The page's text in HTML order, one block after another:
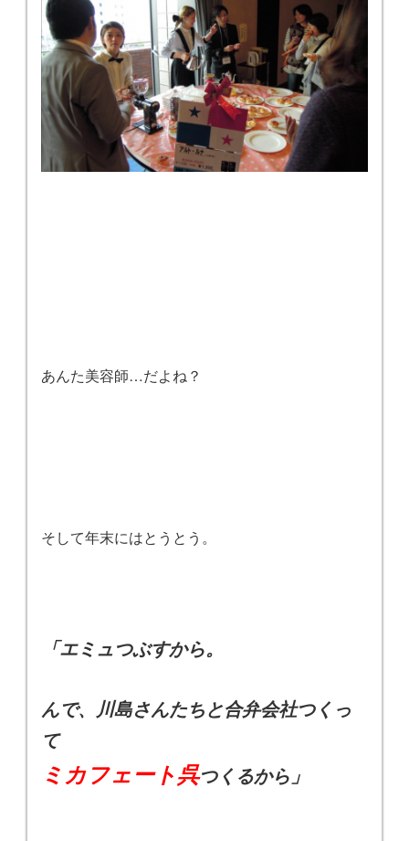
あんた美容師…だよね？
そして年末にはとうとう。
「エミュつぶすから。
んで、川島さんたちと合弁会社つくっ
て
ミカフェート呉つくるから」